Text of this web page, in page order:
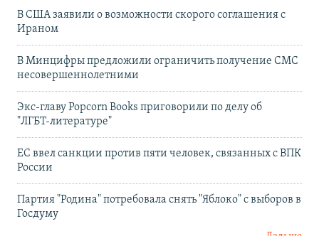
В США заявили о возможности скорого соглашения с
Ираном
В Минцифры предложили ограничить получение СМС
несовершеннолетними
Экс-главу Popcorn Books приговорили по делу об
"ЛГБТ‑литературе"
ЕС ввел санкции против пяти человек, связанных с ВПК
России
Партия "Родина" потребовала снять "Яблоко" с выборов в
Госдуму